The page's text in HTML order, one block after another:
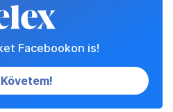
Facebookon is!
Követem!